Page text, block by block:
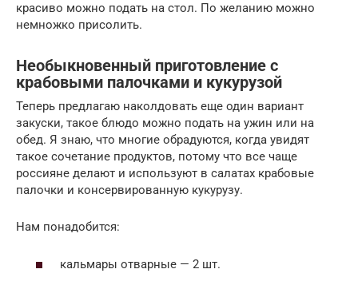
красиво можно подать на стол. По желанию можно
немножко присолить.
Необыкновенный приготовление с
крабовыми палочками и кукурузой
Теперь предлагаю наколдовать еще один вариант
закуски, такое блюдо можно подать на ужин или на
обед. Я знаю, что многие обрадуются, когда увидят
такое сочетание продуктов, потому что все чаще
россияне делают и используют в салатах крабовые
палочки и консервированную кукурузу.
Нам понадобится:
кальмары отварные — 2 шт.